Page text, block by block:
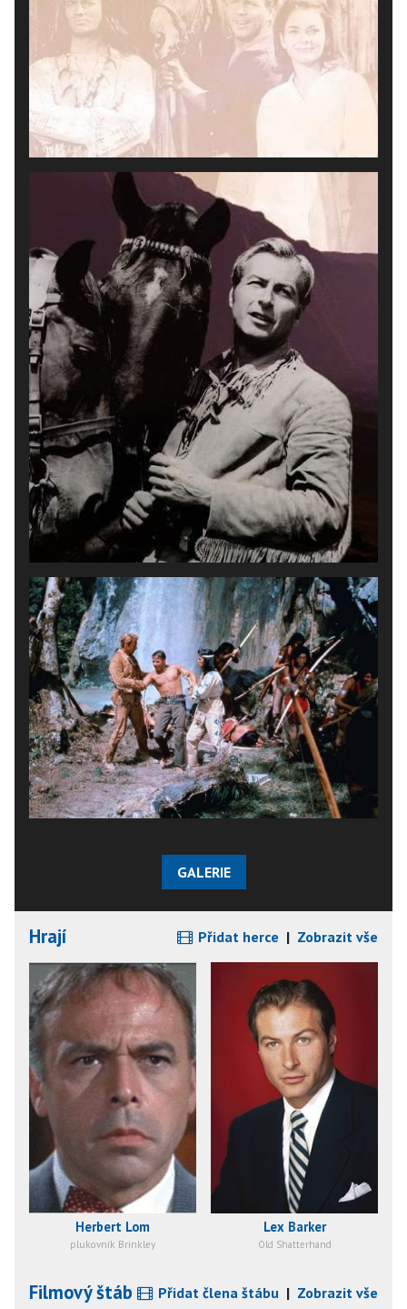
GALERIE
Hrají Přidat herce | Zobrazit vše
Herbert Lom
plukovník Brinkley
Lex Barker
Old Shatterhand
Filmový štáb Přidat člena štábu | Zobrazit vše